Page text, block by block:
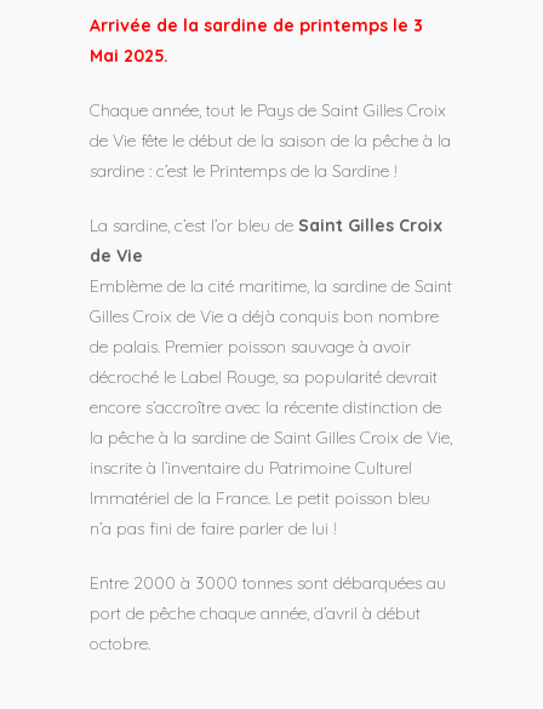
Arrivée de la sardine de printemps le 3
Mai 2025.
Chaque année, tout le Pays de Saint Gilles Croix
de Vie fête le début de la saison de la pêche à la
sardine : c’est le Printemps de la Sardine !
La sardine, c’est l’or bleu de Saint Gilles Croix
de Vie
Emblème de la cité maritime, la sardine de Saint
Gilles Croix de Vie a déjà conquis bon nombre
de palais. Premier poisson sauvage à avoir
décroché le Label Rouge, sa popularité devrait
encore s’accroître avec la récente distinction de
la pêche à la sardine de Saint Gilles Croix de Vie,
inscrite à l’inventaire du Patrimoine Culturel
Immatériel de la France. Le petit poisson bleu
n’a pas fini de faire parler de lui !
Entre 2000 à 3000 tonnes sont débarquées au
port de pêche chaque année, d’avril à début
octobre.